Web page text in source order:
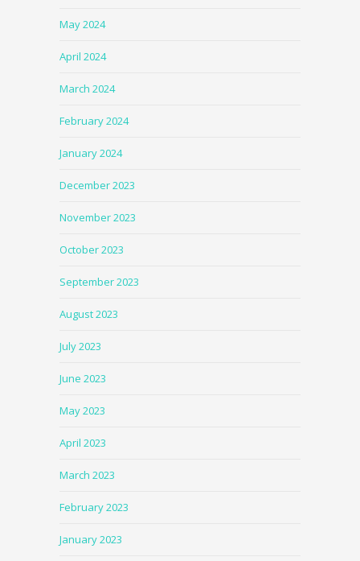
May 2024
April 2024
March 2024
February 2024
January 2024
December 2023
November 2023
October 2023
September 2023
August 2023
July 2023
June 2023
May 2023
April 2023
March 2023
February 2023
January 2023